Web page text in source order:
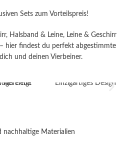
Sets zum Vorteilspreis!
Halsband & Leine, Leine & Geschirr
hier findest du perfekt abgestimmte
und deinen Vierbeiner.
Liebe handgefertigt Einzigartiges Design
nachhaltige Materialien